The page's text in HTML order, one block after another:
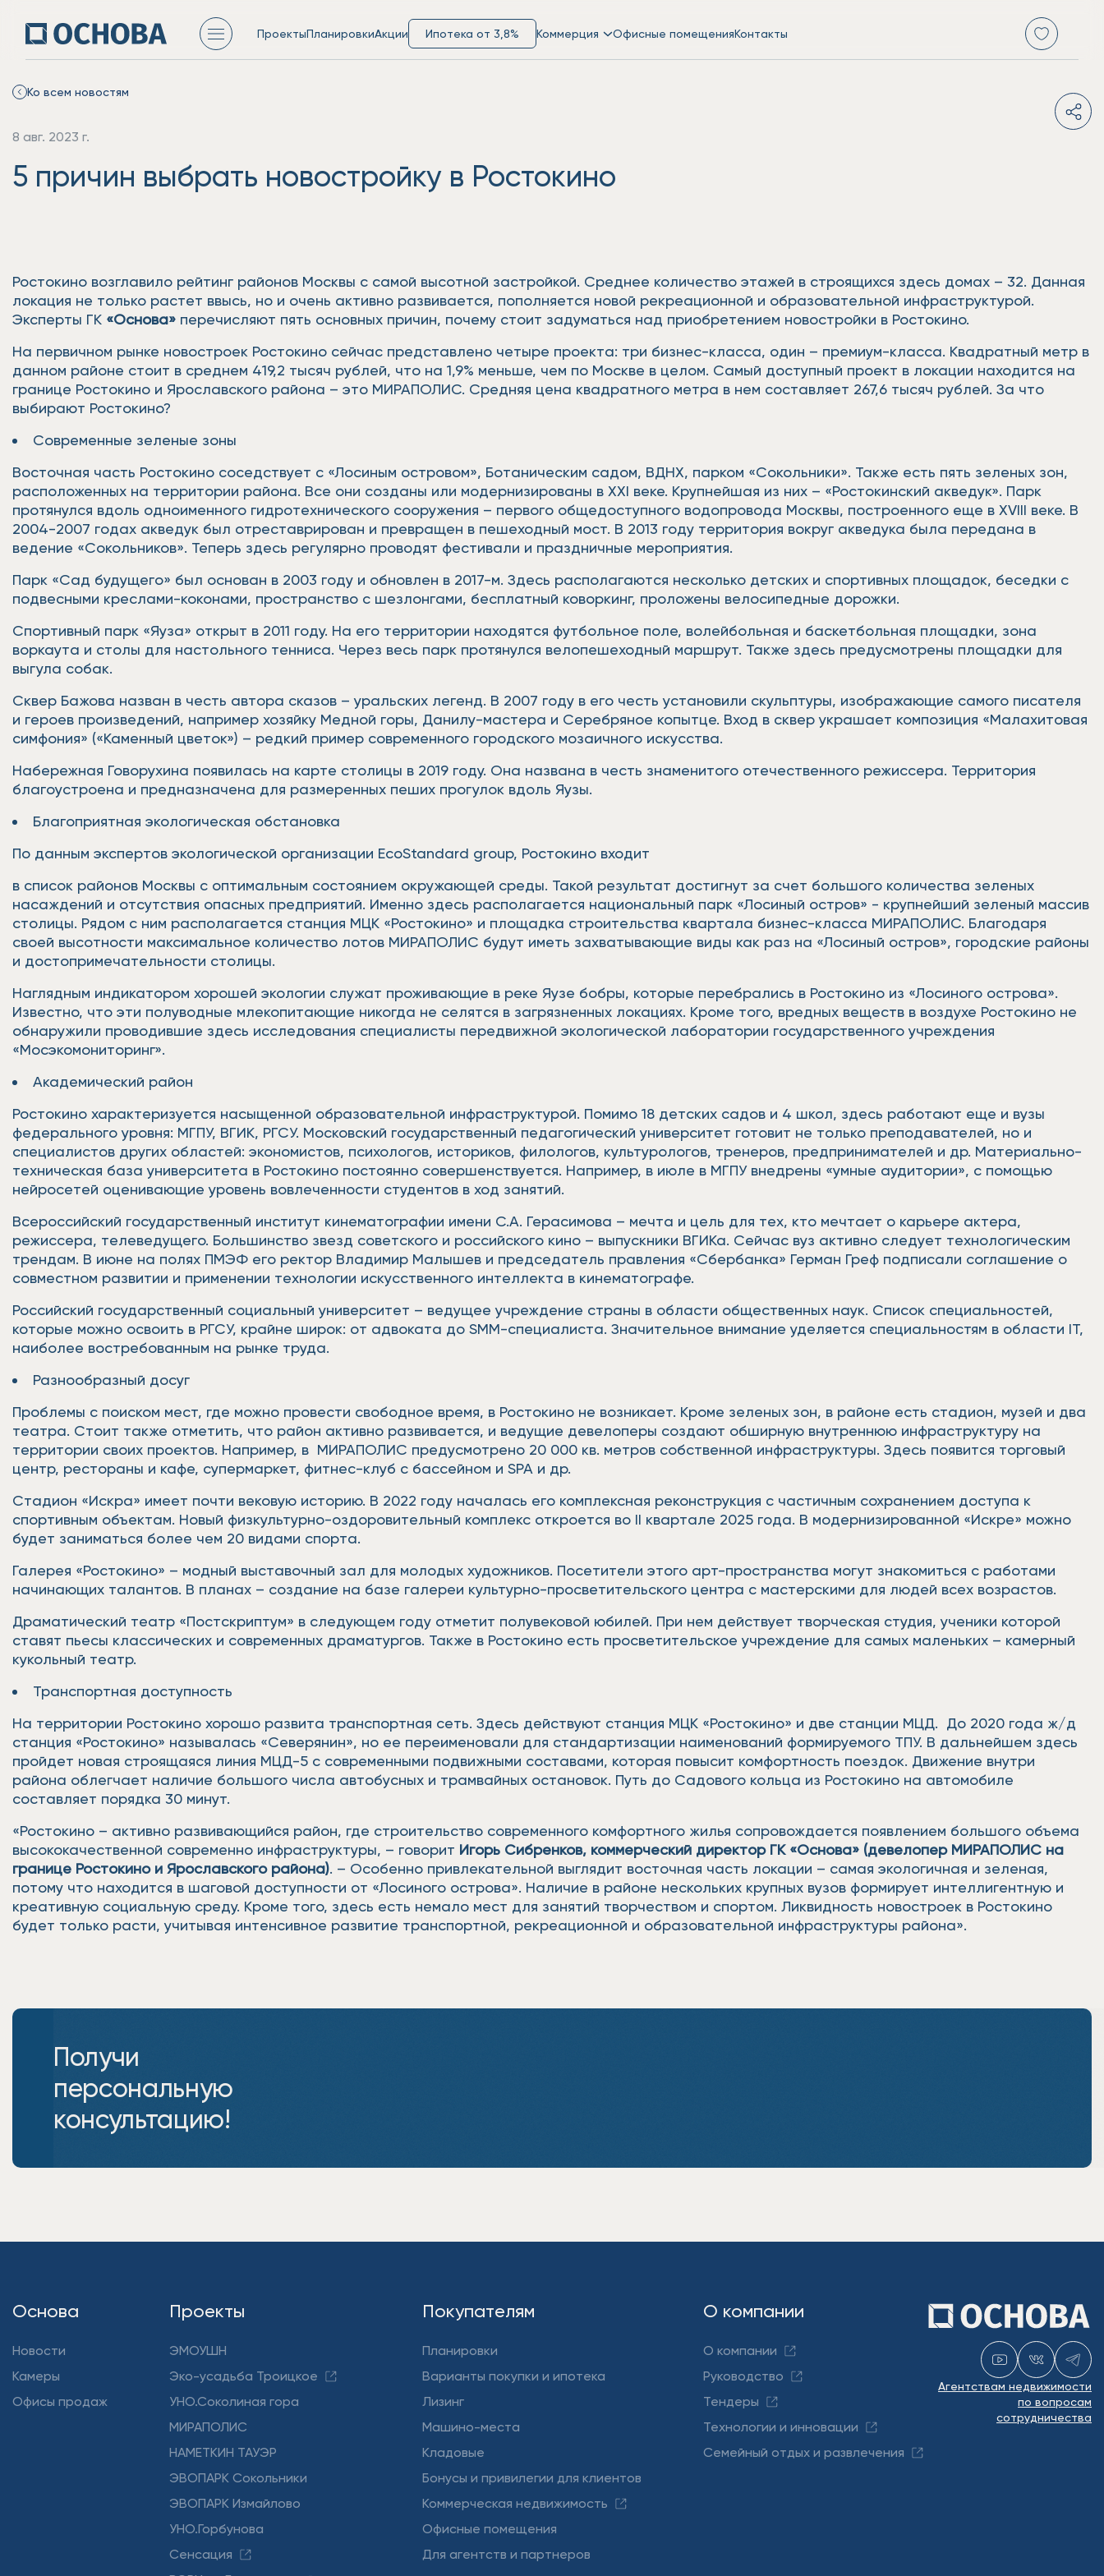
ПроектыПланировкиАкции Ипотека от 3,8% Коммерция Офисные помещенияКонтакты
Ко всем новостям
8 авг. 2023 г.
5 причин выбрать новостройку в Ростокино
Ростокино возглавило рейтинг районов Москвы с самой высотной застройкой. Среднее количество этажей в строящихся здесь домах – 32. Данная
локация не только растет ввысь, но и очень активно развивается, пополняется новой рекреационной и образовательной инфраструктурой.
Эксперты ГК «Основа» перечисляют пять основных причин, почему стоит задуматься над приобретением новостройки в Ростокино.
На первичном рынке новостроек Ростокино сейчас представлено четыре проекта: три бизнес-класса, один – премиум-класса. Квадратный метр в
данном районе стоит в среднем 419,2 тысяч рублей, что на 1,9% меньше, чем по Москве в целом. Самый доступный проект в локации находится на
границе Ростокино и Ярославского района – это МИРАПОЛИС. Средняя цена квадратного метра в нем составляет 267,6 тысяч рублей. За что
выбирают Ростокино?
Современные зеленые зоны
Восточная часть Ростокино соседствует с «Лосиным островом», Ботаническим садом, ВДНХ, парком «Сокольники». Также есть пять зеленых зон,
расположенных на территории района. Все они созданы или модернизированы в XXI веке. Крупнейшая из них – «Ростокинский акведук». Парк
протянулся вдоль одноименного гидротехнического сооружения – первого общедоступного водопровода Москвы, построенного еще в XVIII веке. В
2004-2007 годах акведук был отреставрирован и превращен в пешеходный мост. В 2013 году территория вокруг акведука была передана в
ведение «Сокольников». Теперь здесь регулярно проводят фестивали и праздничные мероприятия.
Парк «Сад будущего» был основан в 2003 году и обновлен в 2017-м. Здесь располагаются несколько детских и спортивных площадок, беседки с
подвесными креслами-коконами, пространство с шезлонгами, бесплатный коворкинг, проложены велосипедные дорожки.
Спортивный парк «Яуза» открыт в 2011 году. На его территории находятся футбольное поле, волейбольная и баскетбольная площадки, зона
воркаута и столы для настольного тенниса. Через весь парк протянулся велопешеходный маршрут. Также здесь предусмотрены площадки для
выгула собак.
Сквер Бажова назван в честь автора сказов – уральских легенд. В 2007 году в его честь установили скульптуры, изображающие самого писателя
и героев произведений, например хозяйку Медной горы, Данилу-мастера и Серебряное копытце. Вход в сквер украшает композиция «Малахитовая
симфония» («Каменный цветок») – редкий пример современного городского мозаичного искусства.
Набережная Говорухина появилась на карте столицы в 2019 году. Она названа в честь знаменитого отечественного режиссера. Территория
благоустроена и предназначена для размеренных пеших прогулок вдоль Яузы.
Благоприятная экологическая обстановка
По данным экспертов экологической организации EcoStandard group, Ростокино входит
в список районов Москвы с оптимальным состоянием окружающей среды. Такой результат достигнут за счет большого количества зеленых
насаждений и отсутствия опасных предприятий. Именно здесь располагается национальный парк «Лосиный остров» - крупнейший зеленый массив
столицы. Рядом с ним располагается станция МЦК «Ростокино» и площадка строительства квартала бизнес-класса МИРАПОЛИС. Благодаря
своей высотности максимальное количество лотов МИРАПОЛИС будут иметь захватывающие виды как раз на «Лосиный остров», городские районы
и достопримечательности столицы.
Наглядным индикатором хорошей экологии служат проживающие в реке Яузе бобры, которые перебрались в Ростокино из «Лосиного острова».
Известно, что эти полуводные млекопитающие никогда не селятся в загрязненных локациях. Кроме того, вредных веществ в воздухе Ростокино не
обнаружили проводившие здесь исследования специалисты передвижной экологической лаборатории государственного учреждения
«Мосэкомониторинг».
Академический район
Ростокино характеризуется насыщенной образовательной инфраструктурой. Помимо 18 детских садов и 4 школ, здесь работают еще и вузы
федерального уровня: МГПУ, ВГИК, РГСУ. Московский государственный педагогический университет готовит не только преподавателей, но и
специалистов других областей: экономистов, психологов, историков, филологов, культурологов, тренеров, предпринимателей и др. Материально-
техническая база университета в Ростокино постоянно совершенствуется. Например, в июле в МГПУ внедрены «умные аудитории», с помощью
нейросетей оценивающие уровень вовлеченности студентов в ход занятий.
Всероссийский государственный институт кинематографии имени С.А. Герасимова – мечта и цель для тех, кто мечтает о карьере актера,
режиссера, телеведущего. Большинство звезд советского и российского кино – выпускники ВГИКа. Сейчас вуз активно следует технологическим
трендам. В июне на полях ПМЭФ его ректор Владимир Малышев и председатель правления «Сбербанка» Герман Греф подписали соглашение о
совместном развитии и применении технологии искусственного интеллекта в кинематографе.
Российский государственный социальный университет – ведущее учреждение страны в области общественных наук. Список специальностей,
которые можно освоить в РГСУ, крайне широк: от адвоката до SMM-специалиста. Значительное внимание уделяется специальностям в области IT,
наиболее востребованным на рынке труда.
Разнообразный досуг
Проблемы с поиском мест, где можно провести свободное время, в Ростокино не возникает. Кроме зеленых зон, в районе есть стадион, музей и два
театра. Стоит также отметить, что район активно развивается, и ведущие девелоперы создают обширную внутреннюю инфраструктуру на
территории своих проектов. Например, в МИРАПОЛИС предусмотрено 20 000 кв. метров собственной инфраструктуры. Здесь появится торговый
центр, рестораны и кафе, супермаркет, фитнес-клуб с бассейном и SPA и др.
Стадион «Искра» имеет почти вековую историю. В 2022 году началась его комплексная реконструкция с частичным сохранением доступа к
спортивным объектам. Новый физкультурно-оздоровительный комплекс откроется во II квартале 2025 года. В модернизированной «Искре» можно
будет заниматься более чем 20 видами спорта.
Галерея «Ростокино» – модный выставочный зал для молодых художников. Посетители этого арт-пространства могут знакомиться с работами
начинающих талантов. В планах – создание на базе галереи культурно-просветительского центра с мастерскими для людей всех возрастов.
Драматический театр «Постскриптум» в следующем году отметит полувековой юбилей. При нем действует творческая студия, ученики которой
ставят пьесы классических и современных драматургов. Также в Ростокино есть просветительское учреждение для самых маленьких – камерный
кукольный театр.
Транспортная доступность
На территории Ростокино хорошо развита транспортная сеть. Здесь действуют станция МЦК «Ростокино» и две станции МЦД. До 2020 года ж/д
станция «Ростокино» называлась «Северянин», но ее переименовали для стандартизации наименований формируемого ТПУ. В дальнейшем здесь
пройдет новая строящаяся линия МЦД-5 с современными подвижными составами, которая повысит комфортность поездок. Движение внутри
района облегчает наличие большого числа автобусных и трамвайных остановок. Путь до Садового кольца из Ростокино на автомобиле
составляет порядка 30 минут.
«Ростокино – активно развивающийся район, где строительство современного комфортного жилья сопровождается появлением большого объема
высококачественной современно инфраструктуры, – говорит Игорь Сибренков, коммерческий директор ГК «Основа» (девелопер МИРАПОЛИС на
границе Ростокино и Ярославского района). – Особенно привлекательной выглядит восточная часть локации – самая экологичная и зеленая,
потому что находится в шаговой доступности от «Лосиного острова». Наличие в районе нескольких крупных вузов формирует интеллигентную и
креативную социальную среду. Кроме того, здесь есть немало мест для занятий творчеством и спортом. Ликвидность новостроек в Ростокино
будет только расти, учитывая интенсивное развитие транспортной, рекреационной и образовательной инфраструктуры района».
Получи
персональную
консультацию!
Основа
Новости
Камеры
Офисы продаж
Проекты
ЭМОУШН
Эко-усадьба Троицкое
УНО.Соколиная гора
МИРАПОЛИС
НАМЕТКИН ТАУЭР
ЭВОПАРК Сокольники
ЭВОПАРК Измайлово
УНО.Горбунова
Сенсация
Покупателям
Планировки
Варианты покупки и ипотека
Лизинг
Машино-места
Кладовые
Бонусы и привилегии для клиентов
Коммерческая недвижимость
Офисные помещения
Для агентств и партнеров
О компании
О компании
Руководство
Тендеры
Технологии и инновации
Семейный отдых и развлечения
Агентствам недвижимости
по вопросам
сотрудничества